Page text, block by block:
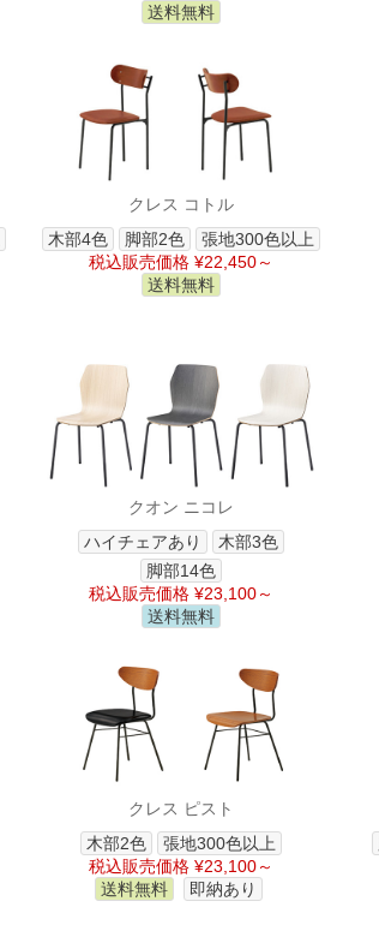
送料無料
クレス コトル
木部4色
脚部2色
張地300色以上
税込販売価格 ¥22,450～
送料無料
クオン ニコレ
ハイチェアあり
木部3色
脚部14色
税込販売価格 ¥23,100～
送料無料
クレス ピスト
木部2色
張地300色以上
税込販売価格 ¥23,100～
送料無料
即納あり